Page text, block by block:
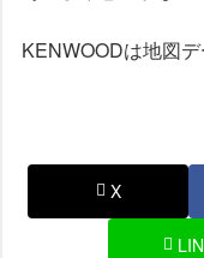
KENWOODは地図デ
X